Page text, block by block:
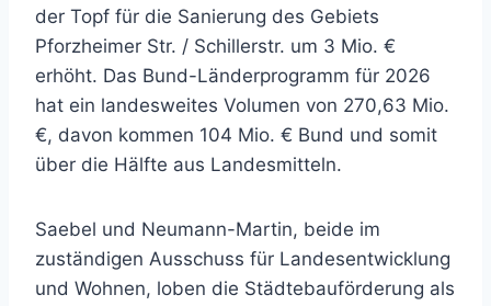
der Topf für die Sanierung des Gebiets
Pforzheimer Str. / Schillerstr. um 3 Mio. €
erhöht. Das Bund-Länderprogramm für 2026
hat ein landesweites Volumen von 270,63 Mio.
€, davon kommen 104 Mio. € Bund und somit
über die Hälfte aus Landesmitteln.
Saebel und Neumann-Martin, beide im
zuständigen Ausschuss für Landesentwicklung
und Wohnen, loben die Städtebauförderung als